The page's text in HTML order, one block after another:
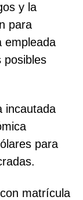
y la
para
empleada
posibles
incautada
para
matrícula